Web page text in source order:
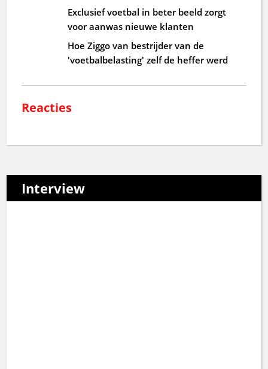
Exclusief voetbal in beter beeld zorgt
voor aanwas nieuwe klanten
Hoe Ziggo van bestrijder van de
'voetbalbelasting' zelf de heffer werd
Reacties
Interview